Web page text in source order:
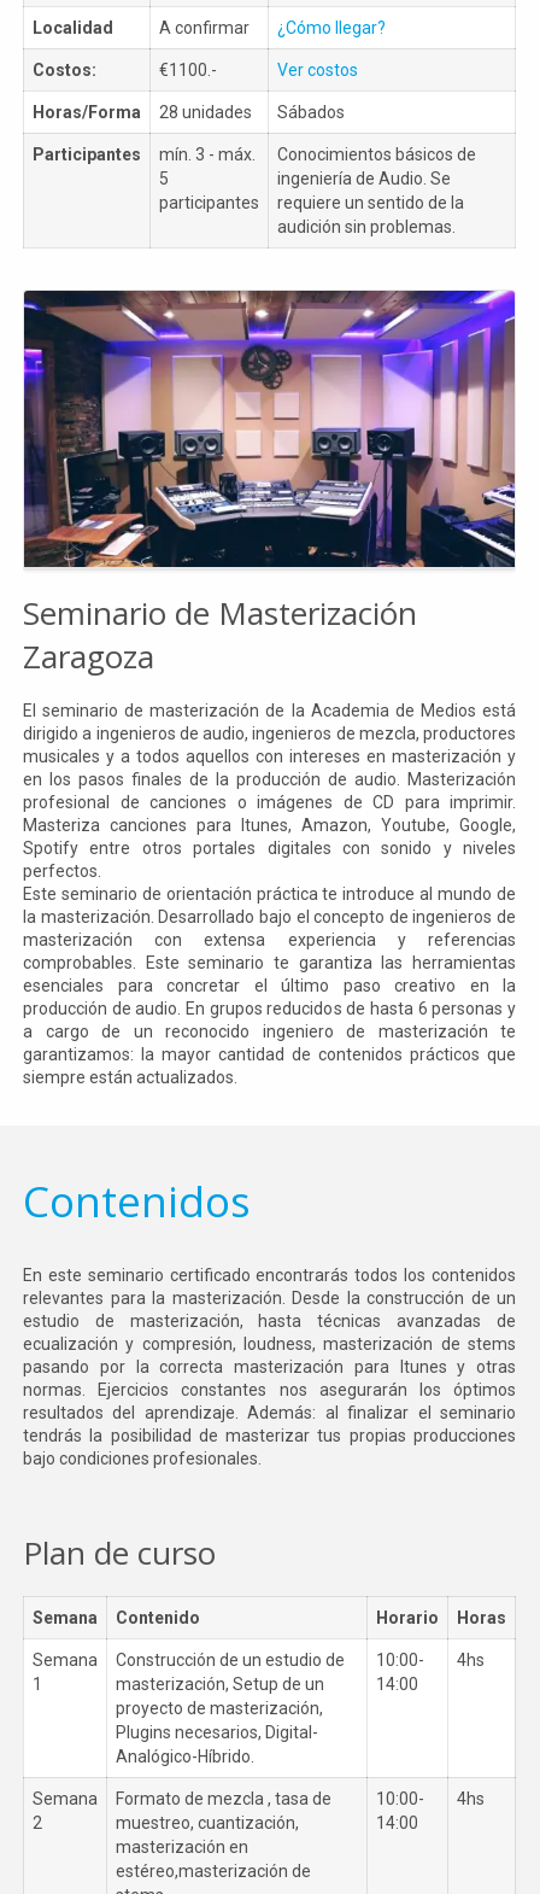
Localidad A confirmar ¿Cómo llegar?
Costos: €1100.- Ver costos
Horas/Forma 28 unidades Sábados
Participantes
mín. 3 - máx.
5
participantes
Conocimientos básicos de
ingeniería de Audio. Se
requiere un sentido de la
audición sin problemas.
Seminario de Masterización
Zaragoza
El seminario de masterización de la Academia de Medios está
dirigido a ingenieros de audio, ingenieros de mezcla, productores
musicales y a todos aquellos con intereses en masterización y
en los pasos finales de la producción de audio. Masterización
profesional de canciones o imágenes de CD para imprimir.
Masteriza canciones para Itunes, Amazon, Youtube, Google,
Spotify entre otros portales digitales con sonido y niveles
perfectos.
Este seminario de orientación práctica te introduce al mundo de
la masterización. Desarrollado bajo el concepto de ingenieros de
masterización con extensa experiencia y referencias
comprobables. Este seminario te garantiza las herramientas
esenciales para concretar el último paso creativo en la
producción de audio. En grupos reducidos de hasta 6 personas y
a cargo de un reconocido ingeniero de masterización te
garantizamos: la mayor cantidad de contenidos prácticos que
siempre están actualizados.
Contenidos
En este seminario certificado encontrarás todos los contenidos
relevantes para la masterización. Desde la construcción de un
estudio de masterización, hasta técnicas avanzadas de
ecualización y compresión, loudness, masterización de stems
pasando por la correcta masterización para Itunes y otras
normas. Ejercicios constantes nos asegurarán los óptimos
resultados del aprendizaje. Además: al finalizar el seminario
tendrás la posibilidad de masterizar tus propias producciones
bajo condiciones profesionales.
Plan de curso
Semana Contenido Horario Horas
Semana
1
Construcción de un estudio de
masterización, Setup de un
proyecto de masterización,
Plugins necesarios, Digital-
Analógico-Híbrido.
10:00-
14:00
4hs
Semana
2
Formato de mezcla , tasa de
muestreo, cuantización,
masterización en
estéreo,masterización de
10:00-
14:00
4hs